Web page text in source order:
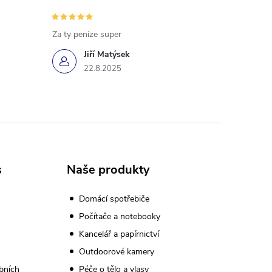
Jiří Matýsek
22.8.2025
Za ty penize super
Naše produkty
Domácí spotřebiče
Počítače a notebooky
Kancelář a papírnictví
Outdoorové kamery
Péče o tělo a vlasy